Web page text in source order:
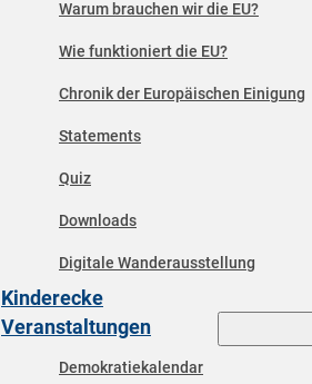
Warum brauchen wir die EU?
Wie funktioniert die EU?
Chronik der Europäischen Einigung
Statements
Quiz
Downloads
Digitale Wanderausstellung
Kinderecke
Veranstaltungen
Demokratiekalendar